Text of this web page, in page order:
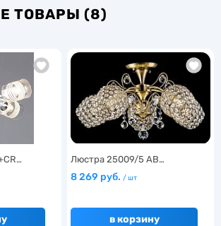
ТОВАРЫ (8)
Люстра 25009/5 AB…
8 269 руб. / шт
в корзину